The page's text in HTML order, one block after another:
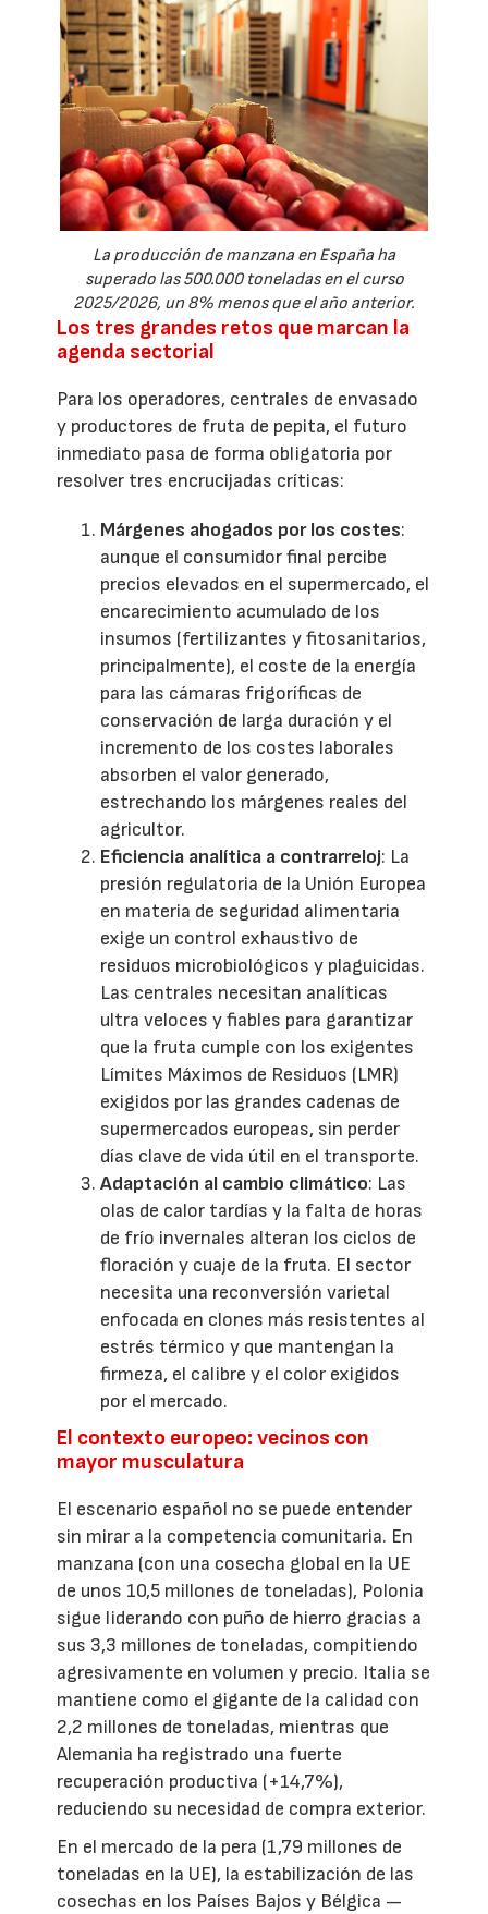
La producción de manzana en España ha
superado las 500.000 toneladas en el curso
2025/2026, un 8% menos que el año anterior.
Los tres grandes retos que marcan la
agenda sectorial
Para los operadores, centrales de envasado
y productores de fruta de pepita, el futuro
inmediato pasa de forma obligatoria por
resolver tres encrucijadas críticas:
Márgenes ahogados por los costes:
aunque el consumidor final percibe
precios elevados en el supermercado, el
encarecimiento acumulado de los
insumos (fertilizantes y fitosanitarios,
principalmente), el coste de la energía
para las cámaras frigoríficas de
conservación de larga duración y el
incremento de los costes laborales
absorben el valor generado,
estrechando los márgenes reales del
agricultor.
Eficiencia analítica a contrarreloj: La
presión regulatoria de la Unión Europea
en materia de seguridad alimentaria
exige un control exhaustivo de
residuos microbiológicos y plaguicidas.
Las centrales necesitan analíticas
ultra veloces y fiables para garantizar
que la fruta cumple con los exigentes
Límites Máximos de Residuos (LMR)
exigidos por las grandes cadenas de
supermercados europeas, sin perder
días clave de vida útil en el transporte.
Adaptación al cambio climático: Las
olas de calor tardías y la falta de horas
de frío invernales alteran los ciclos de
floración y cuaje de la fruta. El sector
necesita una reconversión varietal
enfocada en clones más resistentes al
estrés térmico y que mantengan la
firmeza, el calibre y el color exigidos
por el mercado.
El contexto europeo: vecinos con
mayor musculatura
El escenario español no se puede entender
sin mirar a la competencia comunitaria. En
manzana (con una cosecha global en la UE
de unos 10,5 millones de toneladas), Polonia
sigue liderando con puño de hierro gracias a
sus 3,3 millones de toneladas, compitiendo
agresivamente en volumen y precio. Italia se
mantiene como el gigante de la calidad con
2,2 millones de toneladas, mientras que
Alemania ha registrado una fuerte
recuperación productiva (+14,7%),
reduciendo su necesidad de compra exterior.
En el mercado de la pera (1,79 millones de
toneladas en la UE), la estabilización de las
cosechas en los Países Bajos y Bélgica —